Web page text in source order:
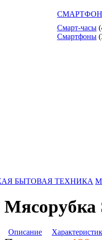
Смарт-часы
Смартфоны
БЫТОВАЯ ТЕХНИКА
Мясорубка
Описание